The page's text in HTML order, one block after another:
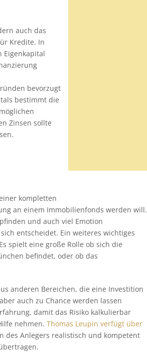
auch das
Kredite. In
Eigenkapital
bevorzugt
bestimmt die
Zinsen sollte
kompletten
an einem Immobilienfonds werden will.
und auch viel Emotion
entscheidet. Ein weiteres wichtiges
spielt eine große Rolle ob sich die
befindet, oder ob das
anderen Bereichen, die eine Investition
auch zu Chance werden lassen
damit das Risiko kalkulierbar
nehmen. Thomas Leupin verfügt über
des Anlegers realistisch und kompetent